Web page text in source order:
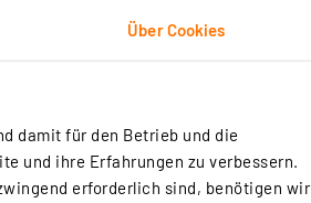
Über Cookies
damit für den Betrieb und die
und ihre Erfahrungen zu verbessern.
erforderlich sind, benötigen wir